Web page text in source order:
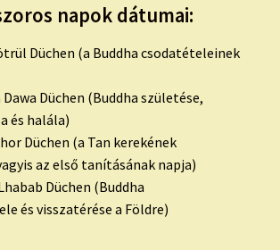
napok dátumai:
Düchen (a Buddha csodatételeinek
Dawa Düchen (Buddha születése,
és halála)
Düchen (a Tan kerekének
az első tanításának napja)
Düchen (Buddha
és visszatérése a Földre)